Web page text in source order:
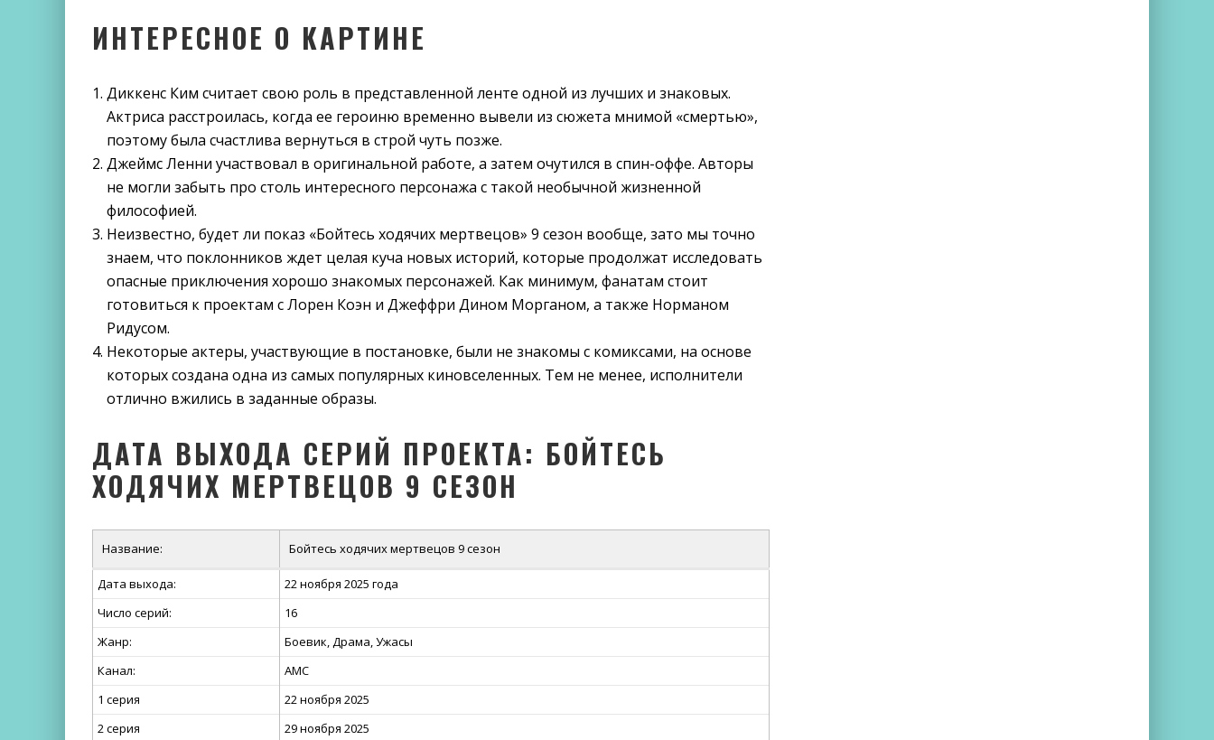
ИНТЕРЕСНОЕ О КАРТИНЕ
Диккенс Ким считает свою роль в представленной ленте одной из лучших и знаковых.
Актриса расстроилась, когда ее героиню временно вывели из сюжета мнимой «смертью»,
поэтому была счастлива вернуться в строй чуть позже.
Джеймс Ленни участвовал в оригинальной работе, а затем очутился в спин-оффе. Авторы
не могли забыть про столь интересного персонажа с такой необычной жизненной
философией.
Неизвестно, будет ли показ «Бойтесь ходячих мертвецов» 9 сезон вообще, зато мы точно
знаем, что поклонников ждет целая куча новых историй, которые продолжат исследовать
опасные приключения хорошо знакомых персонажей. Как минимум, фанатам стоит
готовиться к проектам с Лорен Коэн и Джеффри Дином Морганом, а также Норманом
Ридусом.
Некоторые актеры, участвующие в постановке, были не знакомы с комиксами, на основе
которых создана одна из самых популярных киновселенных. Тем не менее, исполнители
отлично вжились в заданные образы.
ДАТА ВЫХОДА СЕРИЙ ПРОЕКТА: БОЙТЕСЬ
ХОДЯЧИХ МЕРТВЕЦОВ 9 СЕЗОН
Название: Бойтесь ходячих мертвецов 9 сезон
Дата выхода:
22 ноября 2025 года
Число серий:
16
Жанр:
Боевик, Драма, Ужасы
Канал:
AMC
1 серия
22 ноября 2025
2 серия
29 ноября 2025